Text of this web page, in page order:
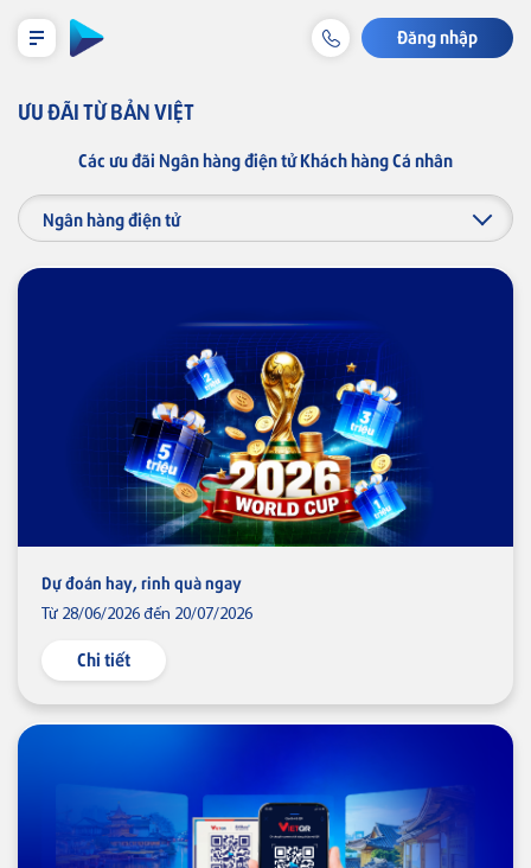
Cá nhân
Tiết kiệm & Đầu tư
Tài khoản & Dịch vụ
Khoản vay
Bảo hiểm liên kết
Ngân hàng số
Doanh nghiệp
Tín dụngDành cho Cá nhân
Đăng nhập
ƯU ĐÃI TỪ BẢN VIỆT
Các ưu đãi Ngân hàng điện tử Khách hàng Cá nhân
Dự đoán hay, rinh quà ngay
Từ 28/06/2026 đến 20/07/2026
Chi tiết